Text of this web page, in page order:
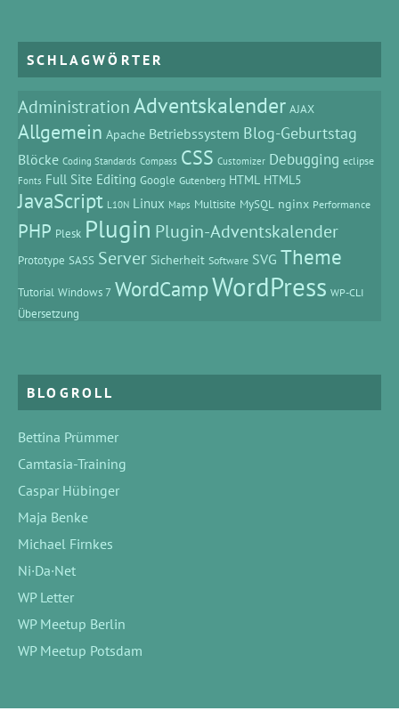
SCHLAGWÖRTER
AdministrationAdventskalender AJAX
Allgemein Apache Betriebssystem Blog-Geburtstag
Blöcke Coding Standards Compass CSS Customizer Debugging eclipse
Fonts Full Site Editing Google Gutenberg HTML HTML5
JavaScript L10N Linux Maps Multisite MySQL nginx Performance
PHP Plesk Plugin Plugin-Adventskalender
Prototype SASS Server Sicherheit Software SVG Theme
Tutorial Windows 7 WordCampWordPress WP-CLI
Übersetzung
BLOGROLL
Bettina Prümmer
Camtasia-Training
Caspar Hübinger
Maja Benke
Michael Firnkes
Ni·Da·Net
WP Letter
WP Meetup Berlin
WP Meetup Potsdam